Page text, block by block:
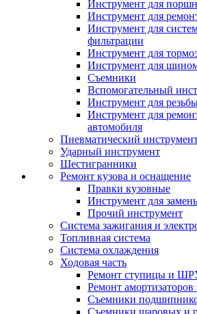
Инструмент для
Инструмент для
Инструмент для
фильтрации
Инструмент для
Инструмент для
Съемники
Вспомогательный
Инструмент для
Инструмент для
автомобиля
Пневматический
Ударный инструмент
Шестигранники
Ремонт кузова и оснащение
Правки кузовные
Инструмент для
Прочий инструмент
Система зажигания и
Топливная система
Система охлаждения
Ходовая часть
Ремонт ступицы и
Ремонт
Съемники
Съемники шаровых и